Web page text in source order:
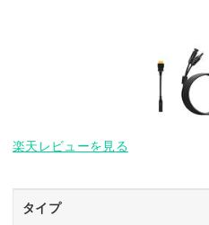
楽天レビューを見る
タイプ